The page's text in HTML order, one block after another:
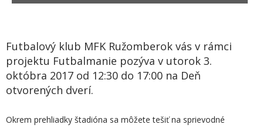
Futbalový klub MFK Ružomberok vás v rámci
projektu Futbalmanie pozýva v utorok 3.
októbra 2017 od 12:30 do 17:00 na Deň
otvorených dverí.
Okrem prehliadky štadióna sa môžete tešiť na sprievodné